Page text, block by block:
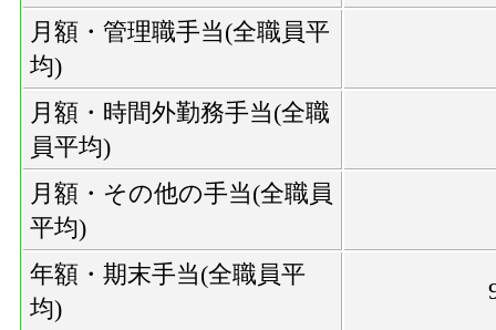
月額・管理職手当(全職員平
均)
月額・時間外勤務手当(全職
員平均)
月額・その他の手当(全職員
平均)
年額・期末手当(全職員平
均)